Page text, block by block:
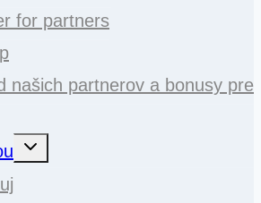
for partners
našich partnerov a bonusy pre
Toggle